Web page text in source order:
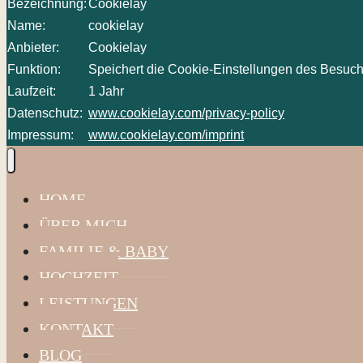
Bezeichnung:Cookielay
Name:
cookielay
Anbieter:
Cookielay
Funktion:
Speichert die Cookie-Einstellungen des
Laufzeit:
1 Jahr
Datenschutz: www.cookielay.com/privacy-policy
Impressum:
www.cookielay.com/imprint
HOME
ÜBER MICH
FAMILIE & BABY
HOCHZEIT
LEISTUNGEN
KONTAKT
BLOG